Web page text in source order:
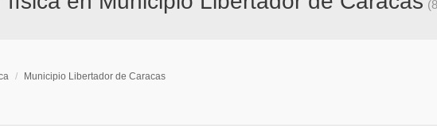
/ Municipio Libertador de Caracas